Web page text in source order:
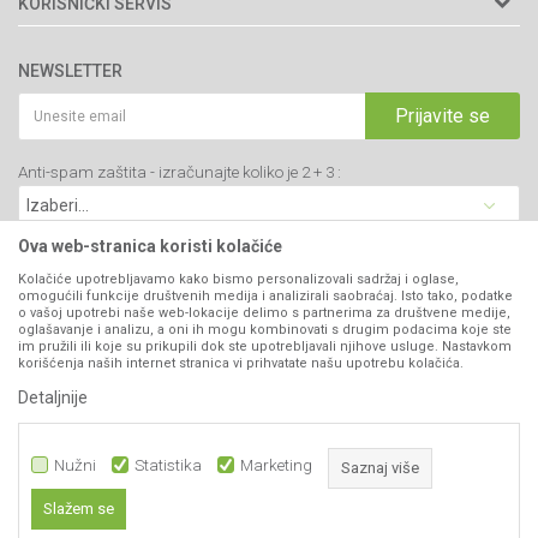
34000 Kragujevac, Srbija
webshop@agromarket.rs
PIB: 102135221
Matični broj: 07593252
Prodavnice
Brendovi
Katalozi
Blog
Najčešća pitanja
Politika privatnosti
Kako kupiti
Isporuka
Click & Collect
Načini plaćanja
Plaćanje karticama
Web kredit Raiffeisen banke
Pravo na odustajanje
Reklamacije
Zamena artikala
NEWSLETTER
Prijavite se
Anti-spam zaštita - izračunajte koliko je 2 + 3 :
VIBER I SMS NEWSLETTER
Prijavite se
PRATITE NAS
Ova web-stranica koristi kolačiće
Kolačiće upotrebljavamo kako bismo personalizovali sadržaj i oglase,
omogućili funkcije društvenih medija i analizirali saobraćaj. Isto tako, podatke
o vašoj upotrebi naše web-lokacije delimo s partnerima za društvene medije,
oglašavanje i analizu, a oni ih mogu kombinovati s drugim podacima koje ste
im pružili ili koje su prikupili dok ste upotrebljavali njihove usluge. Nastavkom
korišćenja naših internet stranica vi prihvatate našu upotrebu kolačića.
Detaljnije
Nužni Statistika Marketing Saznaj više
Slažem se